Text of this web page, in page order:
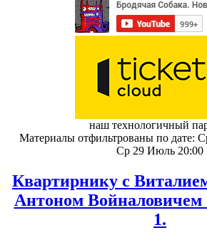
наш технологичный
Материалы отфильтрованы по дате:
Ср 29 Июль 20:00
Квартирнику с
Антоном Войналовичем
1.